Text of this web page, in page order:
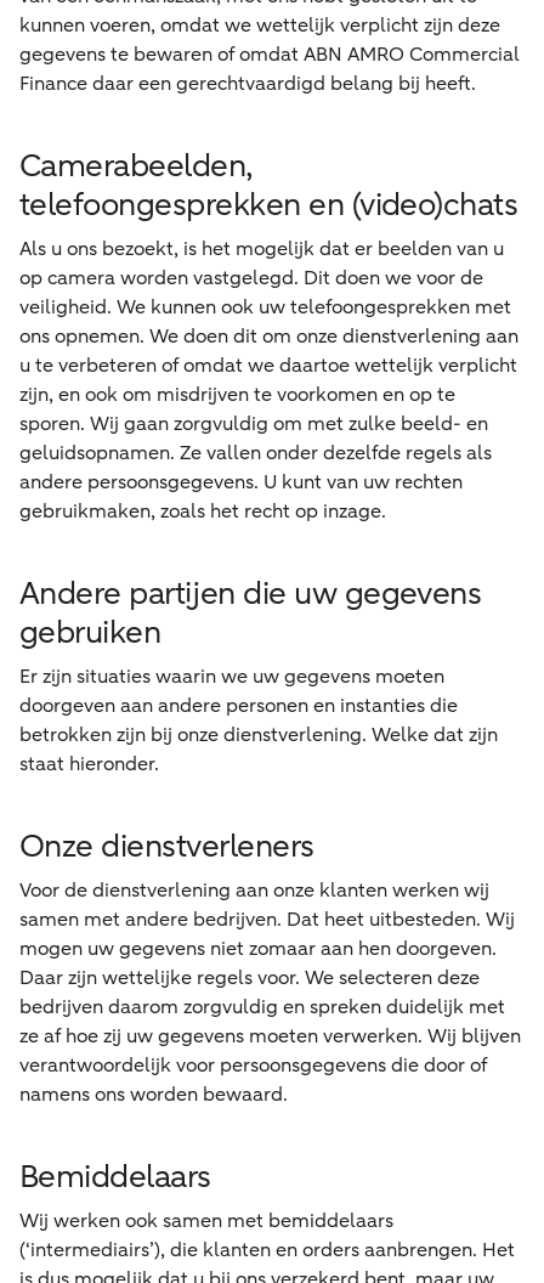
kunnen voeren, omdat we wettelijk verplicht zijn deze
gegevens te bewaren of omdat ABN AMRO Commercial
Finance daar een gerechtvaardigd belang bij heeft.
Camerabeelden,
telefoongesprekken en (video)chats
Als u ons bezoekt, is het mogelijk dat er beelden van u
op camera worden vastgelegd. Dit doen we voor de
veiligheid. We kunnen ook uw telefoongesprekken met
ons opnemen. We doen dit om onze dienstverlening aan
u te verbeteren of omdat we daartoe wettelijk verplicht
zijn, en ook om misdrijven te voorkomen en op te
sporen. Wij gaan zorgvuldig om met zulke beeld- en
geluidsopnamen. Ze vallen onder dezelfde regels als
andere persoonsgegevens. U kunt van uw rechten
gebruikmaken, zoals het recht op inzage.
Andere partijen die uw gegevens
gebruiken
Er zijn situaties waarin we uw gegevens moeten
doorgeven aan andere personen en instanties die
betrokken zijn bij onze dienstverlening. Welke dat zijn
staat hieronder.
Onze dienstverleners
Voor de dienstverlening aan onze klanten werken wij
samen met andere bedrijven. Dat heet uitbesteden. Wij
mogen uw gegevens niet zomaar aan hen doorgeven.
Daar zijn wettelijke regels voor. We selecteren deze
bedrijven daarom zorgvuldig en spreken duidelijk met
ze af hoe zij uw gegevens moeten verwerken. Wij blijven
verantwoordelijk voor persoonsgegevens die door of
namens ons worden bewaard.
Bemiddelaars
Wij werken ook samen met bemiddelaars
(‘intermediairs’), die klanten en orders aanbrengen. Het